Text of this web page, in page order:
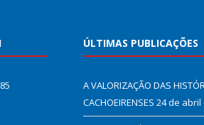
ÚLTIMAS PUBLICAÇÕES
A VALORIZAÇÃO DAS
CACHOEIRENSES 24 de abril